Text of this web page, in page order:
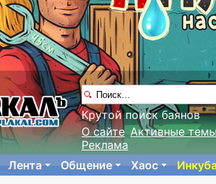
Крутой поиск баянов
О сайте Активные
Реклама
Лента Общение Хаос